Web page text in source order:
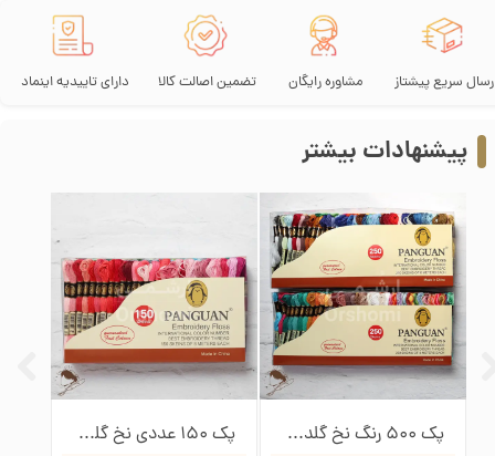
تضمین اصالت کالا مشاوره رایگان سریع پیشتاز دارای تاییدیه اینماد
پک 150 عددی نخ گلدوزی پنگوئن پک 500 رنگ نخ گلدوزی پنگوئن
پیشنهادات بیشتر